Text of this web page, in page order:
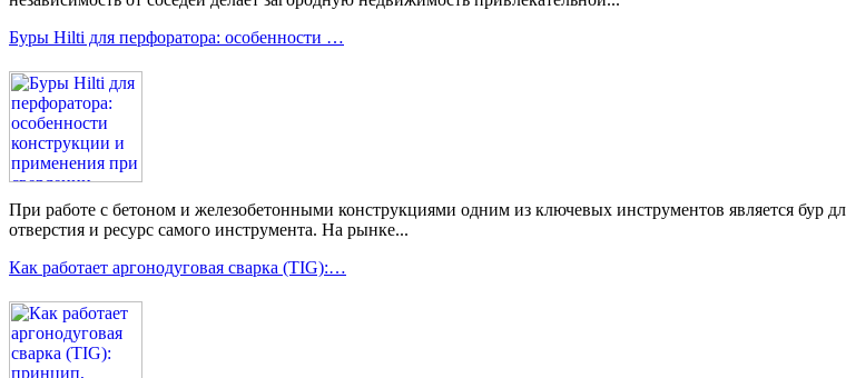
Буры Hilti для перфоратора: особенности …
При работе с бетоном и железобетонными конструкциями одним из ключевых инструментов является бур
отверстия и ресурс самого инструмента. На рынке...
Как работает аргонодуговая сварка (TIG):…